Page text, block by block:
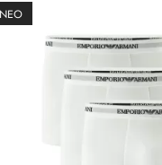
ΝΕΟ